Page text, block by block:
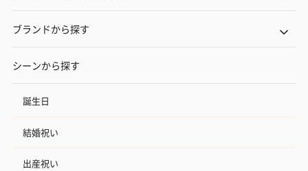
ブランドから探す
シーンから探す
誕生日
結婚祝い
出産祝い